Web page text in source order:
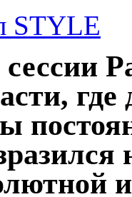
STYLE